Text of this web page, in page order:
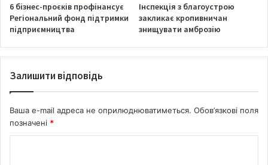
6 бізнес-проєків профінансує
Регіональний фонд підтримки
підприємництва
Інспекція з благоустрою
закликає кропивничан
знищувати амброзію
Залишити відповідь
Ваша e-mail адреса не оприлюднюватиметься. Обов’язкові поля
позначені *